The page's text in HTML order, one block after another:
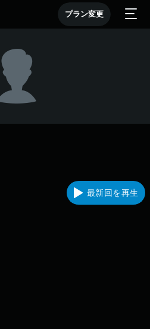
プラン変更
最新回を再生